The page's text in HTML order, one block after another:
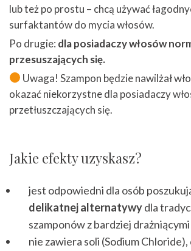
lub też po prostu – chcą używać
surfaktantów do mycia włosów.
Po drugie: dla posiadaczy włosów
przesuszających się.
Uwaga! Szampon będzie nawilżał
okazać niekorzystne dla posiadaczy
przetłuszczających się.
Jakie efekty uzyskasz?
jest odpowiedni dla osób
delikatnej alternatywydla
szamponów z bardziej
nie zawiera soli (Sodium Chloride),